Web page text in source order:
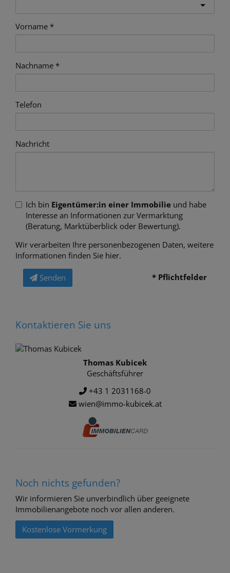
Vorname
Nachname
Telefon
Nachricht
Ich bin Eigentümer:in einer Immobilie und habe
Interesse an Informationen zur Vermarktung
(Beratung, Marktüberblick oder Bewertung).
Wir verarbeiten Ihre personenbezogenen Daten, weitere
Informationen finden Sie hier.
Senden * Pflichtfelder
Kontaktieren Sie uns
Thomas Kubicek
Geschäftsführer
+43 1 2031168-0
wien@immo-kubicek.at
Noch nichts gefunden?
Wir informieren Sie unverbindlich über geeignete
Immobilienangebote noch vor allen anderen.
Kostenlose Vormerkung